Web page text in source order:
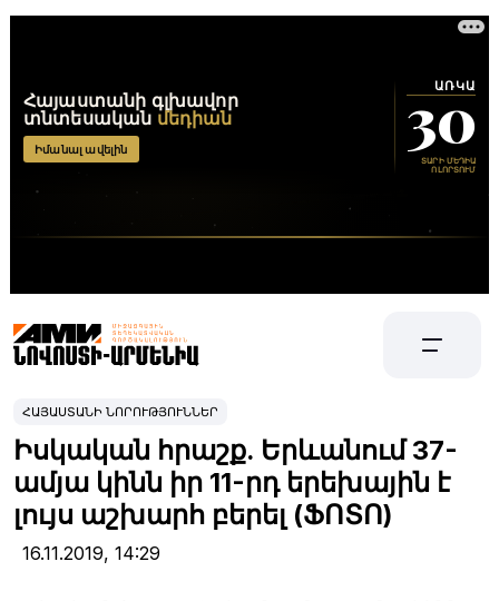
ՀԱՅԱՍՏԱՆԻ ՆՈՐՈՒԹՅՈՒՆՆԵՐ
Իսկական հրաշք. Երևանում 37-
ամյա կինն իր 11-րդ երեխային է
լույս աշխարհ բերել (ՖՈՏՈ)
16.11.2019, 14:29